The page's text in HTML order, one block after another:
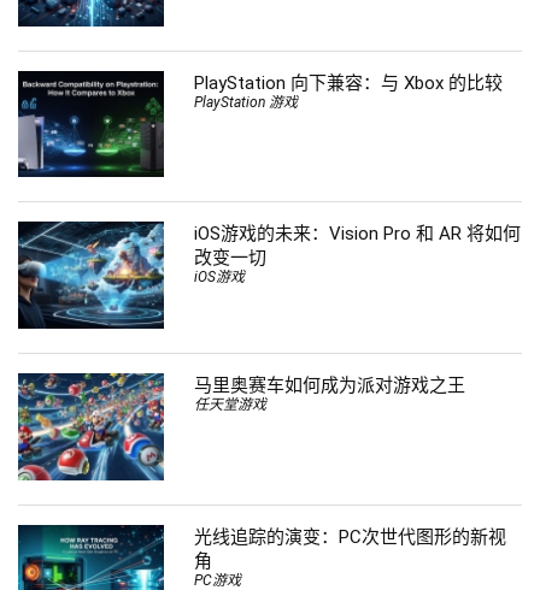
PlayStation 向下兼容：与 Xbox 的比较
PlayStation 游戏
iOS游戏的未来：Vision Pro 和 AR 将如何
改变一切
iOS游戏
马里奥赛车如何成为派对游戏之王
任天堂游戏
光线追踪的演变：PC次世代图形的新视
角
PC游戏